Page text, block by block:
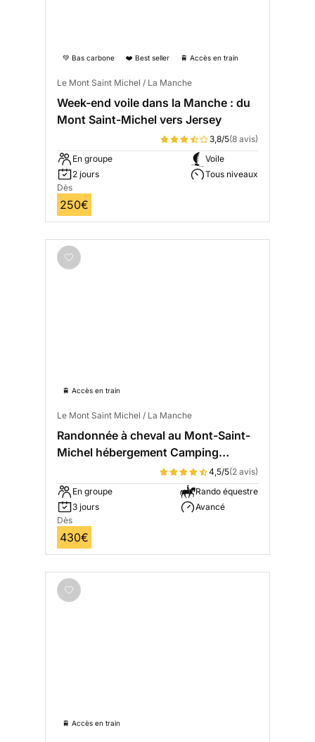
💚 Bas carbone ❤️ Best seller 🚆 Accès en train
Le Mont Saint Michel / La Manche
Week-end voile dans la Manche : du
Mont Saint-Michel vers Jersey
3,8/5(8 avis)
En groupe
2 jours
Voile
Tous niveaux
Dès
250€
🚆 Accès en train
Le Mont Saint Michel / La Manche
Randonnée à cheval au Mont-Saint-
Michel hébergement Camping
4,5/5(2 avis)
En groupe
3 jours
Rando équestre
Avancé
Dès
430€
🚆 Accès en train